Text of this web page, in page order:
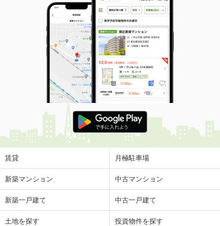
賃貸 月極駐車場
新築マンション 中古マンション
新築一戸建て 中古一戸建て
土地を探す 投資物件を探す